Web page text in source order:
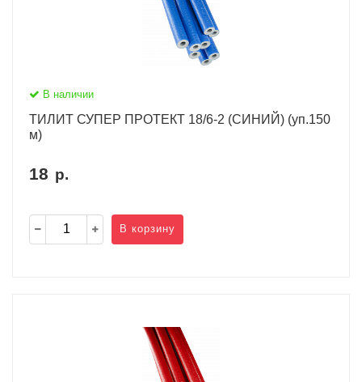
В наличии
ТИЛИТ СУПЕР ПРОТЕКТ 18/6-2 (СИНИЙ) (уп.150
м)
18 р.
В корзину